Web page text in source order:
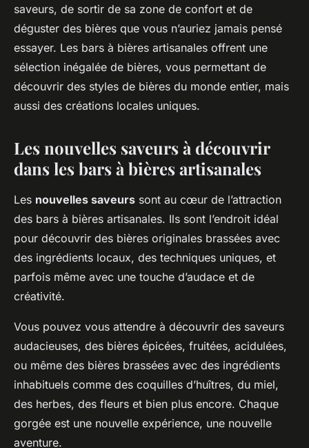
saveurs, de sortir de sa zone de confort et de
déguster des bières que vous n’auriez jamais pensé
essayer. Les bars à bières artisanales offrent une
sélection inégalée de bières, vous permettant de
découvrir des styles de bières du monde entier, mais
aussi des créations locales uniques.
Les nouvelles saveurs à découvrir
dans les bars à bières artisanales
Les nouvelles saveurs sont au cœur de l’attraction
des bars à bières artisanales. Ils sont l’endroit idéal
pour découvrir des bières originales brassées avec
des ingrédients locaux, des techniques uniques, et
parfois même avec une touche d’audace et de
créativité.
Vous pouvez vous attendre à découvrir des saveurs
audacieuses, des bières épicées, fruitées, acidulées,
ou même des bières brassées avec des ingrédients
inhabituels comme des coquilles d’huîtres, du miel,
des herbes, des fleurs et bien plus encore. Chaque
gorgée est une nouvelle expérience, une nouvelle
aventure.